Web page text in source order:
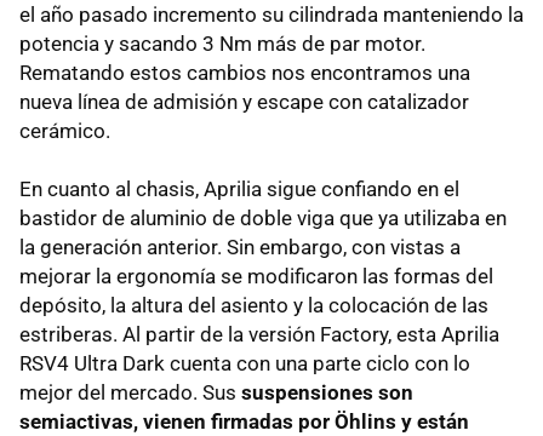
el año pasado incremento su cilindrada manteniendo la
potencia y sacando 3 Nm más de par motor.
Rematando estos cambios nos encontramos una
nueva línea de admisión y escape con catalizador
cerámico.
En cuanto al chasis, Aprilia sigue confiando en el
bastidor de aluminio de doble viga que ya utilizaba en
la generación anterior. Sin embargo, con vistas a
mejorar la ergonomía se modificaron las formas del
depósito, la altura del asiento y la colocación de las
estriberas. Al partir de la versión Factory, esta Aprilia
RSV4 Ultra Dark cuenta con una parte ciclo con lo
mejor del mercado. Sus suspensiones son
semiactivas, vienen firmadas por Öhlins y están